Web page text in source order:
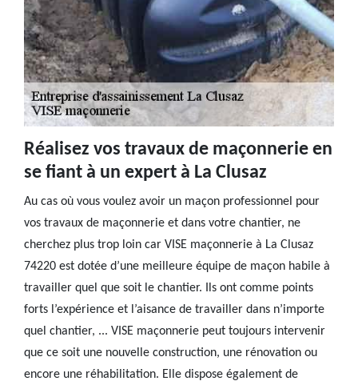
Réalisez vos travaux de maçonnerie en
se fiant à un expert à La Clusaz
Au cas où vous voulez avoir un maçon professionnel pour
vos travaux de maçonnerie et dans votre chantier, ne
cherchez plus trop loin car VISE maçonnerie à La Clusaz
74220 est dotée d’une meilleure équipe de maçon habile à
travailler quel que soit le chantier. Ils ont comme points
forts l’expérience et l’aisance de travailler dans n’importe
quel chantier, ... VISE maçonnerie peut toujours intervenir
que ce soit une nouvelle construction, une rénovation ou
encore une réhabilitation. Elle dispose également de